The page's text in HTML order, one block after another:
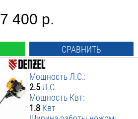
7 400 р.
СРАВНИТЬ
Мощность Л.С.:
2.5 Л.С.
Мощность Квт:
1.8 Квт